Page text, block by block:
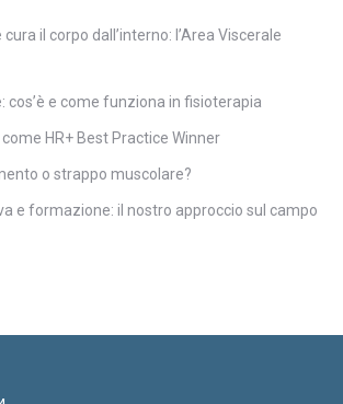
cura il corpo dall’interno: l’Area Viscerale
cos’è e come funziona in fisioterapia
HR+ Best Practice Winner
o strappo muscolare?
e formazione: il nostro approccio sul campo